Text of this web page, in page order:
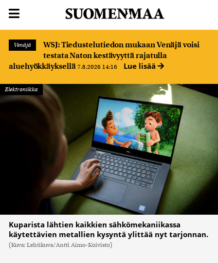
Venäjä
WSJ: Tiedustelutiedon mukaan Venäjä voisi
testata Naton kestävyyttä rajatulla
aluehyökkäyksellä 7.8.2026 14:16 Lue lisää
Elektroniikka
Kuparista lähtien kaikkien sähkömekaniikassa
käytettävien metallien kysyntä ylittää nyt tarjonnan.
(Kuva: Lehtikuva/Antti Aimo-Koivisto)